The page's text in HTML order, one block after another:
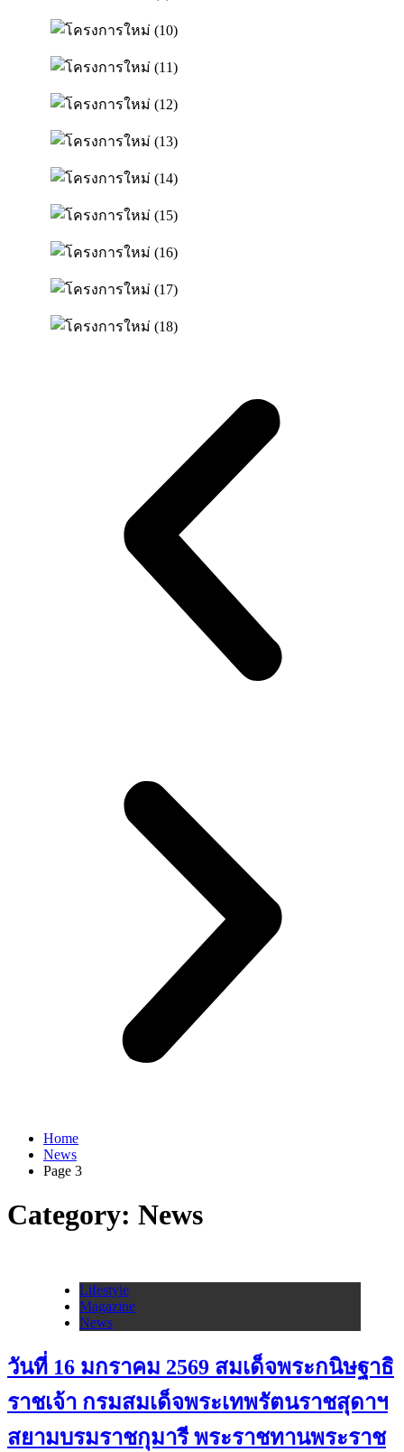
Home
News
Page 3
Category: News
Lifestyle
Magazine
News
วันที่ 16 มกราคม 2569 สมเด็จพระกนิษฐาธิ
ราชเจ้า กรมสมเด็จพระเทพรัตนราชสุดาฯ
สยามบรมราชกุมารี พระราชทานพระราช